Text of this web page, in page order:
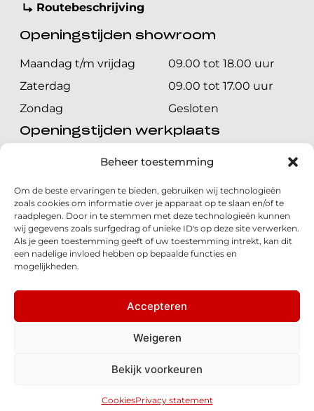
Beheer toestemming
Om de beste ervaringen te bieden, gebruiken wij technologieën
zoals cookies om informatie over je apparaat op te slaan en/of te
raadplegen. Door in te stemmen met deze technologieën kunnen
wij gegevens zoals surfgedrag of unieke ID's op deze site verwerken.
Als je geen toestemming geeft of uw toestemming intrekt, kan dit
een nadelige invloed hebben op bepaalde functies en
mogelijkheden.
Accepteren
Weigeren
Bekijk voorkeuren
CookiesPrivacy statement
Routebeschrijving
Openingstijden showroom
Maandag t/m vrijdag
09.00 tot 18.00 uur
Zaterdag
09.00 tot 17.00 uur
Zondag
Gesloten
Openingstijden werkplaats
Maandag t/m vrijdag
08.00 tot 17.00 uur
Zondag
Gesloten
Volg ons
© 2026 - Honda Welman
Algemene voorwaarden
Realisatie: QStylez